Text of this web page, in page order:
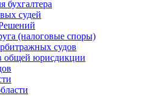
бухгалтера
судей
(налоговые споры)
судов
общей юрисдикции